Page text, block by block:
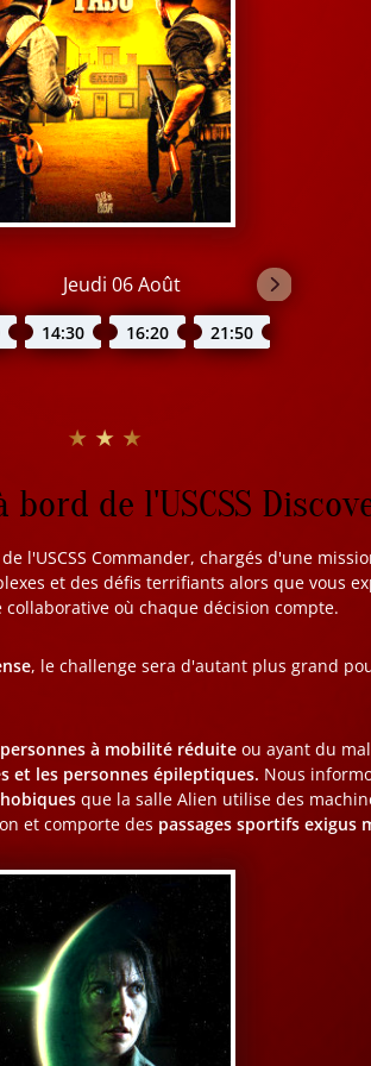
14:30 16:20 21:50
★ ★ ★
de l'USCSS
l'USCSS Commander, chargés d'une
et des défis terrifiants alors que vous
collaborative où chaque décision compte.
, le challenge sera d'autant plus grand
à mobilité réduite ou ayant du
et les personnes épileptiques. Nous
que la salle Alien utilise des
et comporte des passages sportifs exigus